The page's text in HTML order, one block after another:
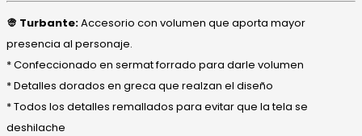
👳 Turbante:Accesorio con volumen que aporta mayor
presencia al personaje.
* Confeccionado en sermat forrado para darle volumen
* Detalles dorados en greca que realzan el diseño
* Todos los detalles remallados para evitar que la tela se
deshilache